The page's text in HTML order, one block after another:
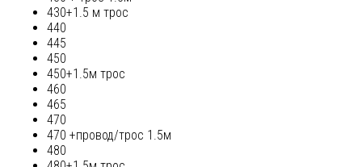
430+1.5 м трос
440
445
450
450+1.5м трос
460
465
470
470 +провод/трос 1.5м
480